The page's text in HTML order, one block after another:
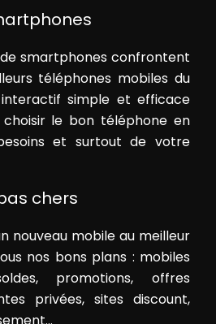
smartphones confrontent
téléphones mobiles du
simple et efficace
le bon téléphone en
et surtout de votre
chers
nouveau mobile au meilleur
nos bons plans : mobiles
promotions, offres
privées, sites discount,